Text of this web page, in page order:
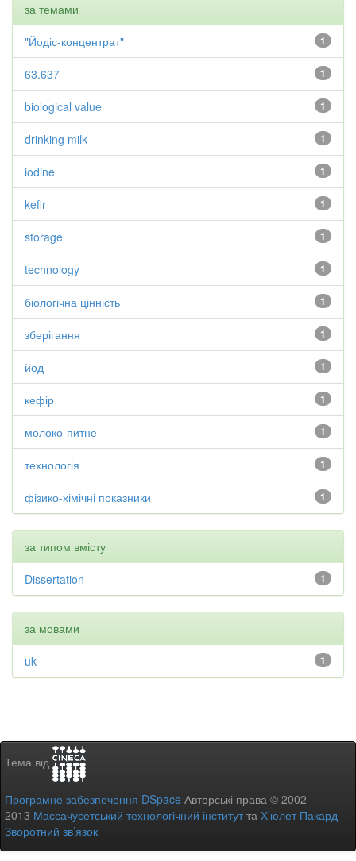
за темами
1
"Йодіс-концентрат"
1
63.637
1
biological value
1
drinking milk
1
iodine
1
kefir
1
storage
1
technology
1
біологічна цінність
1
зберігання
1
йод
1
кефір
1
молоко-питне
1
технологія
1
фізико-хімічні показники
за типом вмісту
1
Dissertation
за мовами
1
uk
Тема від
Програмне забезпечення DSpace Авторські права © 2002-
2013 Массачусетський технологічний інститутта Х’юлет Пакард -
Зворотний зв’язок